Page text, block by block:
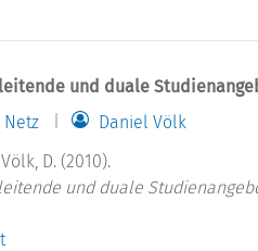
und duale
Daniel Völk
D. (2010).
und duale